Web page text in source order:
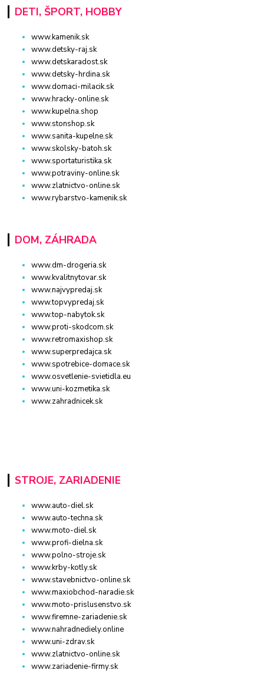
DETI, ŠPORT, HOBBY
www.kamenik.sk
www.detsky-raj.sk
www.detskaradost.sk
www.detsky-hrdina.sk
www.domaci-milacik.sk
www.hracky-online.sk
www.kupelna.shop
www.stonshop.sk
www.sanita-kupelne.sk
www.skolsky-batoh.sk
www.sportaturistika.sk
www.potraviny-online.sk
www.zlatnictvo-online.sk
www.rybarstvo-kamenik.sk
DOM, ZÁHRADA
www.dm-drogeria.sk
www.kvalitnytovar.sk
www.najvypredaj.sk
www.topvypredaj.sk
www.top-nabytok.sk
www.proti-skodcom.sk
www.retromaxishop.sk
www.superpredajca.sk
www.spotrebice-domace.sk
www.osvetlenie-svietidla.eu
www.uni-kozmetika.sk
www.zahradnicek.sk
STROJE, ZARIADENIE
www.auto-diel.sk
www.auto-techna.sk
www.moto-diel.sk
www.profi-dielna.sk
www.polno-stroje.sk
www.krby-kotly.sk
www.stavebnictvo-online.sk
www.maxiobchod-naradie.sk
www.moto-prislusenstvo.sk
www.firemne-zariadenie.sk
www.nahradnediely.online
www.uni-zdrav.sk
www.zlatnictvo-online.sk
www.zariadenie-firmy.sk